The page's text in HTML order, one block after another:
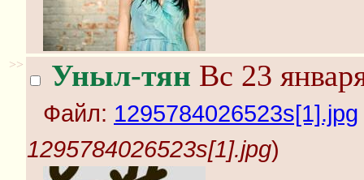
>> Уныл-тян Вс 23
Файл: 1295784026523s[1].jpg
1295784026523s[1].jpg)